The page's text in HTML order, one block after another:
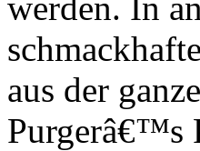
aus der
Purgerâ€™s